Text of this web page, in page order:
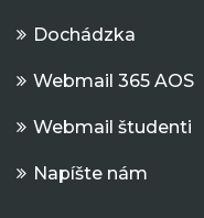
Dochádzka
Webmail 365 AOS
Webmail študenti
Napíšte nám